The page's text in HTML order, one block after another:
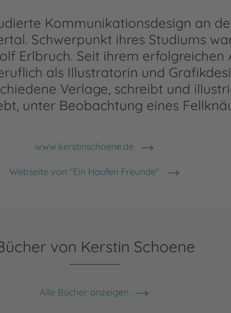
Kommunikationsdesign an
Schwerpunkt ihres Studiums
Erlbruch. Seit ihrem erfolgreichen
als Illustratorin und
Verlage, schreibt und
unter Beobachtung eines
www.kerstinschoene.de
Webseite von "Ein Haufen Freunde"
von Kerstin Schoene
Alle Bücher anzeigen